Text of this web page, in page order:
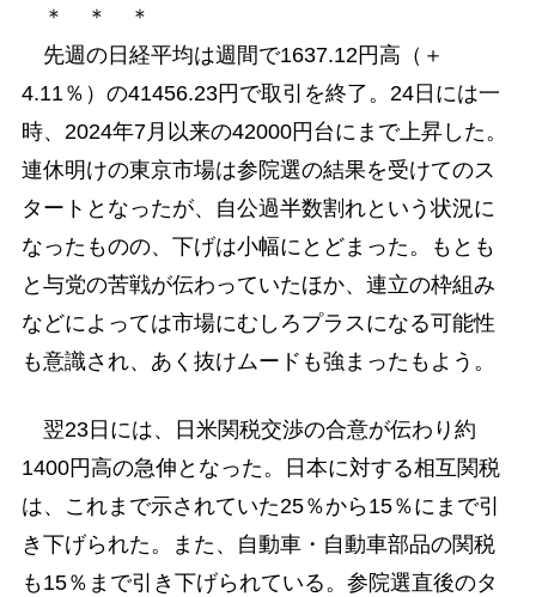
＊ ＊ ＊
先週の日経平均は週間で1637.12円高（＋
4.11％）の41456.23円で取引を終了。24日には一
時、2024年7月以来の42000円台にまで上昇した。
連休明けの東京市場は参院選の結果を受けてのス
タートとなったが、自公過半数割れという状況に
なったものの、下げは小幅にとどまった。もとも
と与党の苦戦が伝わっていたほか、連立の枠組み
などによっては市場にむしろプラスになる可能性
も意識され、あく抜けムードも強まったもよう。
翌23日には、日米関税交渉の合意が伝わり約
1400円高の急伸となった。日本に対する相互関税
は、これまで示されていた25％から15％にまで引
き下げられた。また、自動車・自動車部品の関税
も15％まで引き下げられている。参院選直後のタ